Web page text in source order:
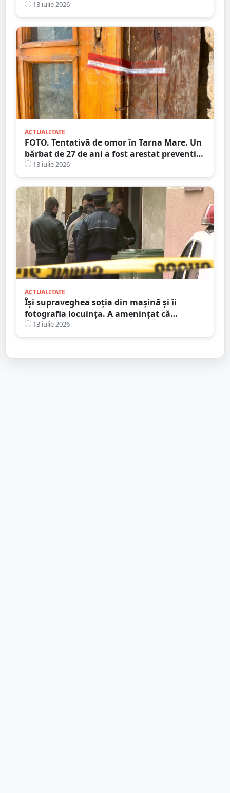
certificate de înmatriculare reținute. Trei
șoferi s-au ales cu dosare penale
13 iulie 2026
ACTUALITATE
FOTO. Tentativă de omor în Tarna Mare. Un
bărbat de 27 de ani a fost arestat preventiv
după ce și-ar fi atacat concubina cu un cuțit
13 iulie 2026
ACTUALITATE
Își supraveghea soția din mașină și îi
fotografia locuința. A amenințat că
incendiază mașina ”amantului”
13 iulie 2026